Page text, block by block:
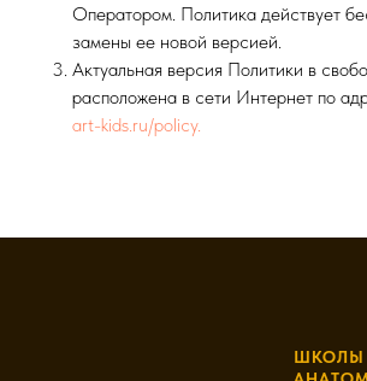
Оператором. Политика действует
замены ее новой версией.
Актуальная версия Политики в
расположена в сети Интернет по
art-kids.ru/policy.
ШКОЛЫ